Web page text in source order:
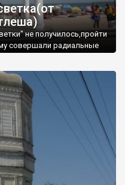
не получилось,пройти
совершали радиальные